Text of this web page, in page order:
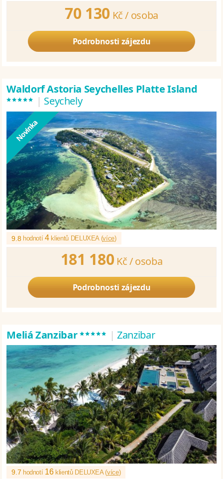
70 130 Kč / osoba
Podrobnosti zájezdu
Waldorf Astoria Seychelles Platte Island
***** | Seychely
9.8 hodnotí4klientů DELUXEA (více)
181 180 Kč /osoba
Podrobnosti zájezdu
Meliá Zanzibar***** | Zanzibar
9.7 hodnotí 16klientů DELUXEA (více)